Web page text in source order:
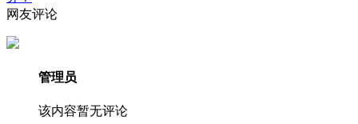
网友评论
管理员
该内容暂无评论